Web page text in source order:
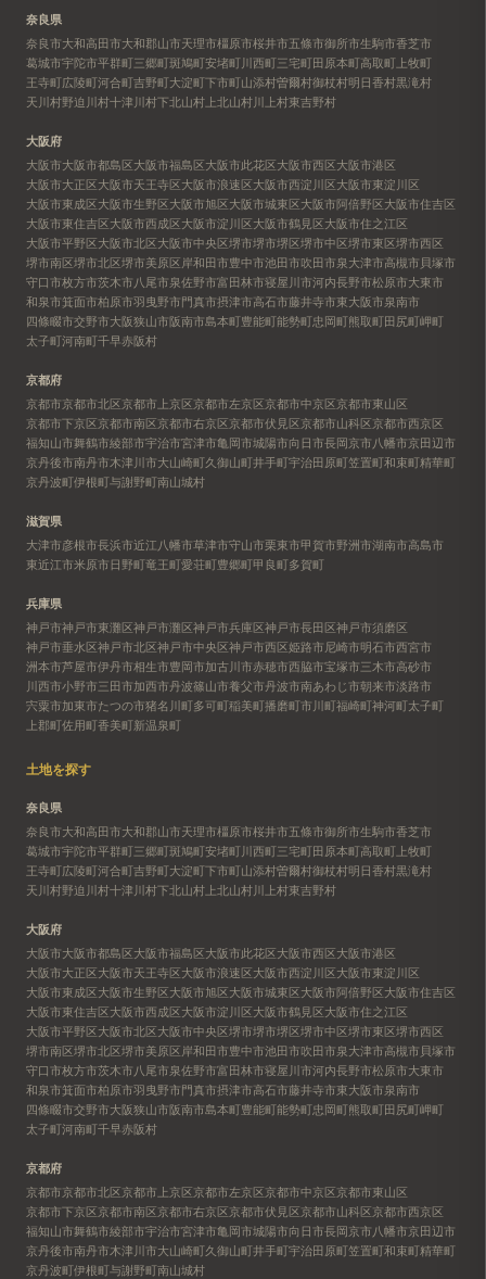
奈良県
奈良市大和高田市大和郡山市天理市橿原市桜井市五條市御所市生駒市香芝市
葛城市宇陀市平群町三郷町斑鳩町安堵町川西町三宅町田原本町高取町 上牧町
王寺町広陵町河合町吉野町大淀町下市町山添村曽爾村御杖村明日香村黒滝村
天川村野迫川村十津川村下北山村 上北山村川上村東吉野村
大阪府
大阪市大阪市都島区大阪市福島区大阪市此花区大阪市西区大阪市港区
大阪市大正区大阪市天王寺区大阪市浪速区大阪市西淀川区大阪市東淀川区
大阪市東成区大阪市生野区大阪市旭区大阪市城東区大阪市阿倍野区大阪市住吉区
大阪市東住吉区大阪市西成区大阪市淀川区大阪市鶴見区大阪市住之江区
大阪市平野区大阪市北区大阪市中央区堺市堺市堺区堺市中区堺市東区堺市西区
堺市南区堺市北区堺市美原区岸和田市豊中市池田市吹田市泉大津市高槻市 貝塚市
守口市枚方市茨木市八尾市泉佐野市富田林市寝屋川市河内長野市松原市大東市
和泉市箕面市柏原市羽曳野市門真市摂津市高石市藤井寺市東大阪市泉南市
四條畷市交野市大阪狭山市阪南市島本町豊能町能勢町忠岡町熊取町田尻町岬町
太子町河南町千早赤阪村
京都府
京都市京都市北区京都市上京区京都市左京区京都市中京区京都市東山区
京都市下京区京都市南区京都市右京区京都市伏見区京都市山科区京都市西京区
福知山市舞鶴市綾部市宇治市宮津市亀岡市城陽市向日市長岡京市八幡市京田辺市
京丹後市南丹市木津川市大山崎町久御山町井手町宇治田原町笠置町和束町精華町
京丹波町伊根町与謝野町南山城村
滋賀県
大津市彦根市長浜市近江八幡市草津市守山市栗東市甲賀市野洲市湖南市高島市
東近江市米原市日野町竜王町愛荘町豊郷町甲良町多賀町
兵庫県
神戸市神戸市東灘区神戸市灘区神戸市兵庫区神戸市長田区神戸市須磨区
神戸市垂水区神戸市北区神戸市中央区神戸市西区姫路市尼崎市明石市西宮市
洲本市芦屋市伊丹市相生市豊岡市加古川市赤穂市西脇市宝塚市三木市高砂市
川西市小野市三田市加西市丹波篠山市養父市丹波市南あわじ市朝来市淡路市
宍粟市加東市たつの市猪名川町多可町稲美町播磨町市川町福崎町神河町太子町
上郡町佐用町香美町新温泉町
土地を探す
奈良県
奈良市大和高田市大和郡山市天理市橿原市桜井市五條市御所市生駒市香芝市
葛城市宇陀市平群町三郷町斑鳩町安堵町川西町三宅町田原本町高取町 上牧町
王寺町広陵町河合町吉野町大淀町下市町山添村曽爾村御杖村明日香村黒滝村
天川村野迫川村十津川村下北山村 上北山村川上村東吉野村
大阪府
大阪市大阪市都島区大阪市福島区大阪市此花区大阪市西区大阪市港区
大阪市大正区大阪市天王寺区大阪市浪速区大阪市西淀川区大阪市東淀川区
大阪市東成区大阪市生野区大阪市旭区大阪市城東区大阪市阿倍野区大阪市住吉区
大阪市東住吉区大阪市西成区大阪市淀川区大阪市鶴見区大阪市住之江区
大阪市平野区大阪市北区大阪市中央区堺市堺市堺区堺市中区堺市東区堺市西区
堺市南区堺市北区堺市美原区岸和田市豊中市池田市吹田市泉大津市高槻市 貝塚市
守口市枚方市茨木市八尾市泉佐野市富田林市寝屋川市河内長野市松原市大東市
和泉市箕面市柏原市羽曳野市門真市摂津市高石市藤井寺市東大阪市泉南市
四條畷市交野市大阪狭山市阪南市島本町豊能町能勢町忠岡町熊取町田尻町岬町
太子町河南町千早赤阪村
京都府
京都市京都市北区京都市上京区京都市左京区京都市中京区京都市東山区
京都市下京区京都市南区京都市右京区京都市伏見区京都市山科区京都市西京区
福知山市舞鶴市綾部市宇治市宮津市亀岡市城陽市向日市長岡京市八幡市京田辺市
京丹後市南丹市木津川市大山崎町久御山町井手町宇治田原町笠置町和束町精華町
京丹波町伊根町与謝野町南山城村